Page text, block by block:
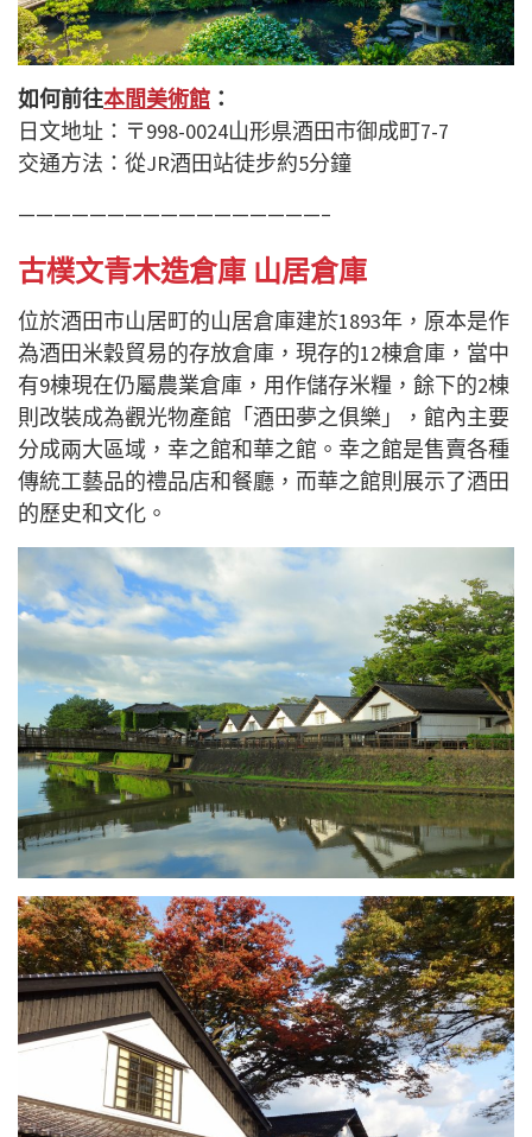
如何前往本間美術館 ：
日文地址： 〒998-0024山形県酒田市御成町7-7
交通方法：從JR酒田站徒步約5分鐘
—————————————————–
古樸文青木造倉庫 山居倉庫
位於酒田市山居町的山居倉庫建於1893年，原本是作
為酒田米穀貿易的存放倉庫，現存的12棟倉庫，當中
有9棟現在仍屬農業倉庫，用作儲存米糧，餘下的2棟
則改裝成為觀光物產館「酒田夢之俱樂」 ， 館內主要
分成兩大區域，幸之館和華之館。幸之館是售賣各種
傳統工藝品的禮品店和餐廳，而華之館則展示了酒田
的歷史和文化。